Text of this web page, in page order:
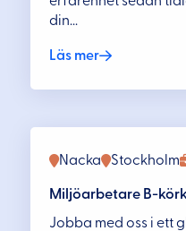
din...
Läs mer
Nacka Stockholm
Miljöarbetare B-
Jobba med oss i ett